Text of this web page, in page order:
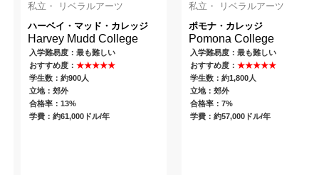
私立・ リベラルアーツ
ハーベイ・マッド・カレッジ
Harvey Mudd College
入学難易度：最も難しい
おすすめ度：★★★★★
学生数：約900人
立地：郊外
合格率：13%
学費：約61,000ドル/年
私立・ リベラルアーツ
ポモナ・カレッジ
Pomona College
入学難易度：最も難しい
おすすめ度： ★★★★★
学生数：約1,800人
立地：郊外
合格率：7%
学費：約57,000ドル/年